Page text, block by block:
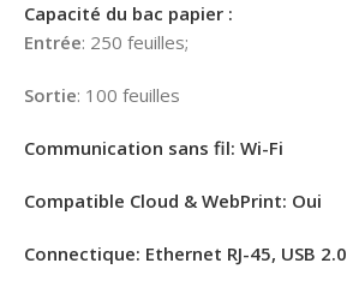
Capacité du bac papier :
Entrée: 250 feuilles;
Sortie: 100 feuilles
Communication sans fil: Wi-Fi
Compatible Cloud & WebPrint: Oui
Connectique: Ethernet RJ-45, USB 2.0